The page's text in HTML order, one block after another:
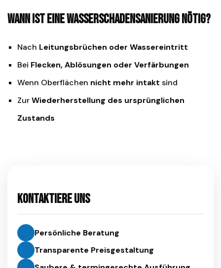
Wann ist eine Wasserschadensanierung nötig?
Nach Leitungsbrüchen oder Wassereintritt
Bei Flecken, Ablösungen oder Verfärbungen
Wenn Oberflächen nicht mehr intakt sind
ZurWiederherstellung des ursprünglichen
Zustands
Kontaktiere uns
Persönliche Beratung
Transparente Preisgestaltung